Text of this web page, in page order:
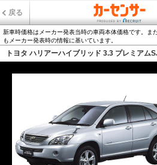
戻る
新車時価格はメーカー発表当時の車両本体価格です。ま
もメーカー発表時の情報に基いています。
トヨタ ハリアーハイブリッド 3.3 プレミアム